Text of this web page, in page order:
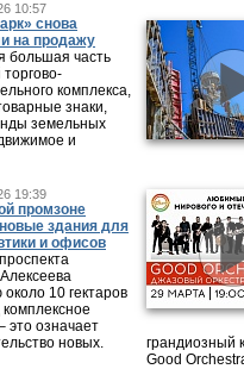
10:57
снова
на продажу
большая часть
комплекса,
знаки,
земельных
и
19:39
промзоне
здания для
и офисов
10 гектаров
это означает
новых.
грандиозный
Good